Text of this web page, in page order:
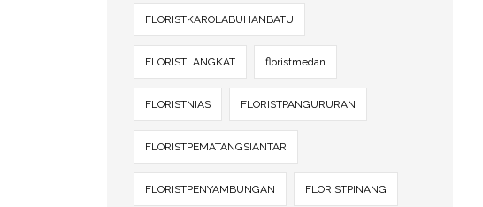
FLORISTKAROLABUHANBATU
FLORISTLANGKAT floristmedan
FLORISTNIAS FLORISTPANGURURAN
FLORISTPEMATANGSIANTAR
FLORISTPENYAMBUNGAN FLORISTPINANG